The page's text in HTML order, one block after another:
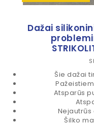
Dažai
Šie dažai
Atsparūs
Šilko